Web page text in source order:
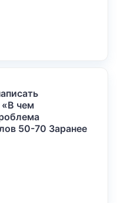
«В чем
50-70 Заранее